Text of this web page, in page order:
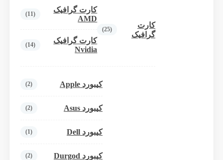
کارت
گرافیک
(25)
کارت گرافیک
AMD
(11)
کارت گرافیک
Nvidia
(14)
کیبورد Apple (2)
کیبورد Asus (2)
کیبورد Dell (1)
کیبورد Durgod (2)